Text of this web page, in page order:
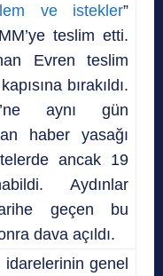
ve istekler”
teslim etti.
Evren teslim
bırakıldı.
aynı gün
haber yasağı
ancak 19
Aydınlar
geçen bu
dava açıldı.
genel